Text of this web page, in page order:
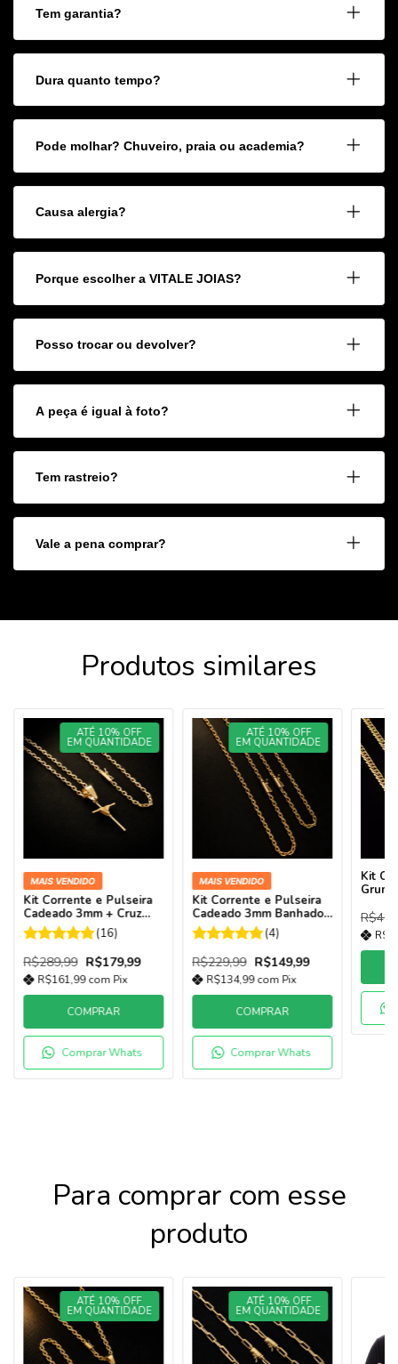
Tem garantia?
Dura quanto tempo?
Pode molhar? Chuveiro, praia ou academia?
Causa alergia?
Porque escolher a VITALE JOIAS?
Posso trocar ou devolver?
A peça é igual à foto?
Tem rastreio?
Vale a pena comprar?
Produtos similares
ATÉ 10% OFF
EM QUANTIDADE
MAIS VENDIDO
Kit Corrente e Pulseira
Cadeado 3mm + Cruz
Amarrada Banhado a
Ouro 18k
(16)
R$289,99 R$179,99
R$161,99com Pix
COMPRAR
Comprar Whats
ATÉ 10% OFF
EM QUANTIDADE
MAIS VENDIDO
Kit Corrente e Pulseira
Cadeado 3mm Banhado
a Ouro 18k | Fecho
Canhão
(4)
R$229,99 R$149,99
R$134,99com Pix
COMPRAR
Comprar Whats
Kit
Para comprar com esse
produto
ATÉ 10% OFF
EM QUANTIDADE
ATÉ 10% OFF
EM QUANTIDADE